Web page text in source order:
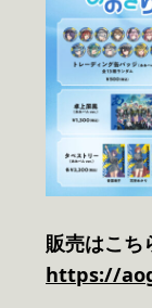
販売はこち
https://